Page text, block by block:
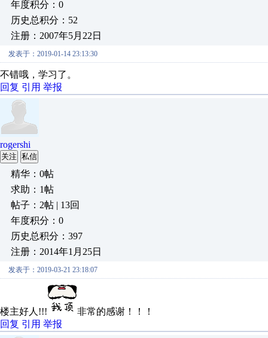
年度积分：0
历史总积分：52
注册：2007年5月22日
发表于：2019-01-14 23:13:30
不错哦，学习了。
回复 引用 举报
rogershi
关注 私信
精华：0帖
求助：1帖
帖子：2帖 | 13回
年度积分：0
历史总积分：397
注册：2014年1月25日
发表于：2019-03-21 23:18:07
楼主好人!!!
非常的感谢！！！
回复 引用 举报